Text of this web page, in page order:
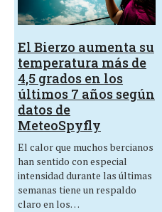
El Bierzo aumenta su
temperatura más de
4,5 grados en los
últimos 7 años según
datos de
MeteoSpyfly
El calor que muchos bercianos
han sentido con especial
intensidad durante las últimas
semanas tiene un respaldo
claro en los…